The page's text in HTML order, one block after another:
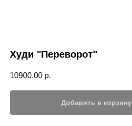
Худи "Переворот"
10900,00 р.
Добавить в корзину